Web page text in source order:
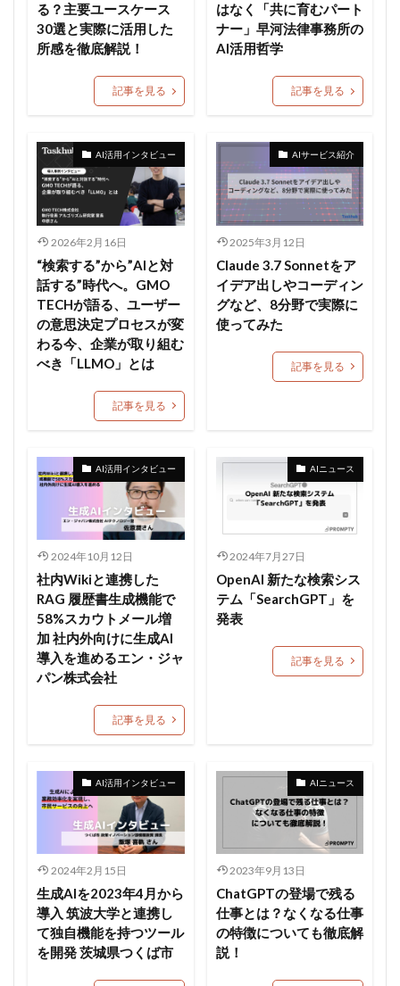
る？主要ユースケース
30選と実際に活用した
所感を徹底解説！
記事を見る
はなく「共に育むパート
ナー」早河法律事務所の
AI活用哲学
記事を見る
AI活用インタビュー
2026年2月16日
“検索する”から”AIと対
話する”時代へ。GMO
TECHが語る、ユーザー
の意思決定プロセスが変
わる今、企業が取り組む
べき「LLMO」とは
記事を見る
AIサービス紹介
2025年3月12日
Claude 3.7 Sonnetをア
イデア出しやコーディン
グなど、8分野で実際に
使ってみた
記事を見る
AI活用インタビュー
2024年10月12日
社内Wikiと連携した
RAG 履歴書生成機能で
58%スカウトメール増
加 社内外向けに生成AI
導入を進めるエン・ジャ
パン株式会社
記事を見る
AIニュース
2024年7月27日
OpenAI 新たな検索シス
テム「SearchGPT」を
発表
記事を見る
AI活用インタビュー
2024年2月15日
生成AIを2023年4月から
導入 筑波大学と連携し
て独自機能を持つツール
を開発 茨城県つくば市
AIニュース
2023年9月13日
ChatGPTの登場で残る
仕事とは？なくなる仕事
の特徴についても徹底解
説！